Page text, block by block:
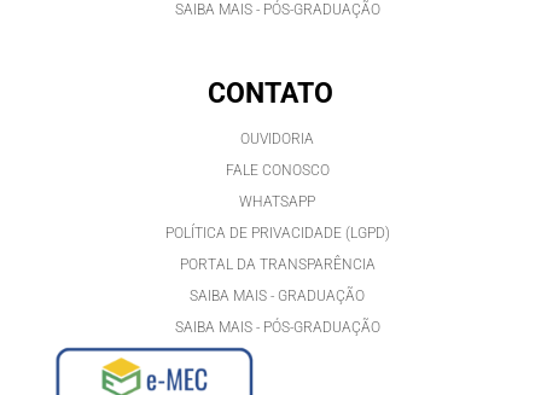
SAIBA MAIS - PÓS-GRADUAÇÃO
CONTATO
OUVIDORIA
FALE CONOSCO
WHATSAPP
POLÍTICA DE PRIVACIDADE (LGPD)
PORTAL DA TRANSPARÊNCIA
SAIBA MAIS - GRADUAÇÃO
SAIBA MAIS - PÓS-GRADUAÇÃO